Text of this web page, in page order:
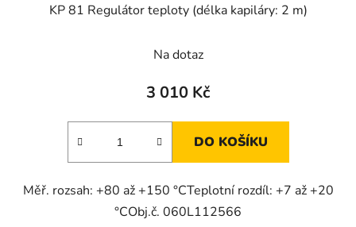
KP 81 Regulátor teploty (délka kapiláry: 2 m)
Na dotaz
3 010 Kč
DO KOŠÍKU
Měř. rozsah: +80 až +150 °CTeplotní rozdíl: +7 až +20
°CObj.č. 060L112566